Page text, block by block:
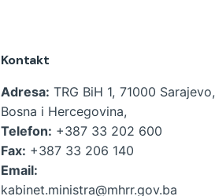
Kontakt
Adresa: TRG BiH 1, 71000 Sarajevo,
Bosna i Hercegovina,
Telefon: +387 33 202 600
Fax: +387 33 206 140
Email:
kabinet.ministra@mhrr.gov.ba